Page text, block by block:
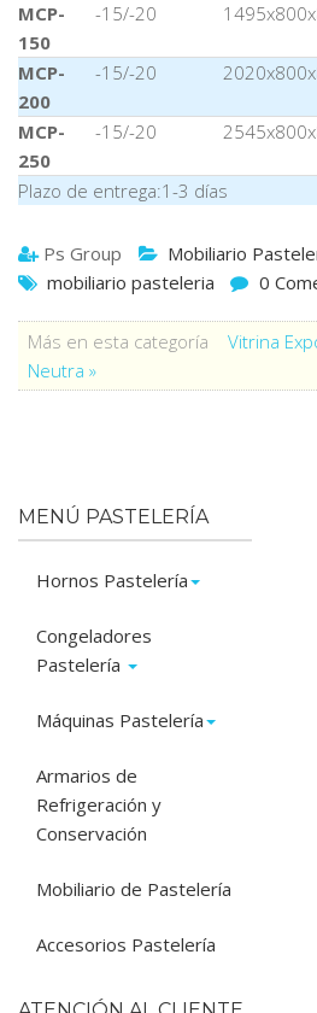
MCP-
150
-15/-20
MCP-
200
-15/-20
MCP-
250
-15/-20
Plazo de entrega:1-3 días
Ps Group
Mobiliario
mobiliario pasteleria
0
Más en esta categoría
Vitrina
Neutra »
MENÚ PASTELERÍA
Hornos Pastelería
Congeladores
Pastelería
Máquinas Pastelería
Armarios de
Refrigeración y
Conservación
Mobiliario de Pastelería
Accesorios Pastelería